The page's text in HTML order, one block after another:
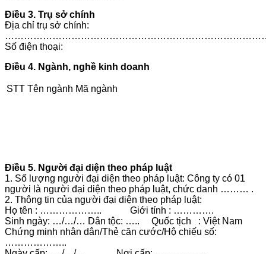
Điều 3. Trụ sở chính
Địa chỉ trụ sở chính:
Số điện thoại:
Điều 4. Ngành, nghề kinh doanh
STT Tên ngành Mã ngành
Điều 5. Người đại diện theo pháp luật
1. Số lượng người đại diện theo pháp luật: Công ty có 01
người là người đại diện theo pháp luật, chức danh ……… .
2. Thông tin của người đại diện theo pháp luật:
Họ tên : ……………….. Giới tính : ………….
Sinh ngày: …/…/… Dân tộc: ….. Quốc tịch : Việt Nam
Chứng minh nhân dân/Thẻ căn cước/Hộ chiếu số:
………………..